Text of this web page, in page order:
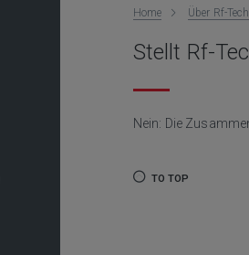
Home Über Rf-
Stellt Rf-
Nein: Die
TO TOP